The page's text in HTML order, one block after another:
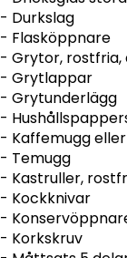
- Durkslag
- Flasköppnare
- Grytor,
- Grytlappar
- Grytunderlägg
-
- Kaffemugg
- Temugg
- Kastruller,
- Kockknivar
-
- Korkskruv